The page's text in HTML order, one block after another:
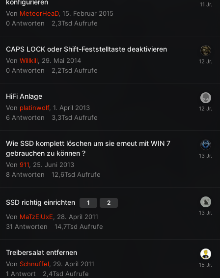
Von MeteorHeaD, 15. Februar 2015
0 Antworten 2,3Tsd Aufrufe
CAPS LOCK oder Shift-Feststelltaste deaktivieren
Von Willkill
29. Mai 2014
0 Antworten 2,2Tsd Aufrufe
HiFi Anlage
Von platinwolf, 1. April 2013
6 Antworten 3,3Tsd Aufrufe
Wie SSD komplett löschen um sie erneut mit WIN 7
gebrauchen zu können ?
Von 911 25. Juni 2013
8 Antworten 12,6Tsd Aufrufe
SSD richtig einrichten 1 2
Von MaTzElUxE
28. April 2011
31 Antworten 14,7Tsd Aufrufe
Treibersalat entfernen
Von Schnuffel
29. April 2011
1 Antwort 2,4Tsd Aufrufe